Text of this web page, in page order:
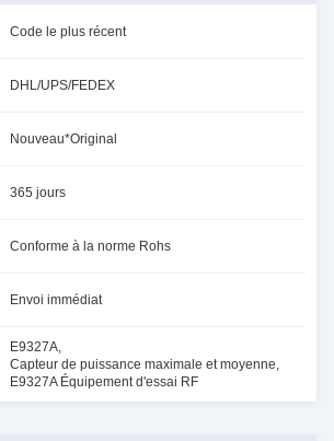
Code le plus récent
DHL/UPS/FEDEX
Nouveau*Original
365 jours
Conforme à la norme Rohs
Envoi immédiat
E9327A,
Capteur de puissance maximale et moyenne,
E9327A Équipement d'essai RF